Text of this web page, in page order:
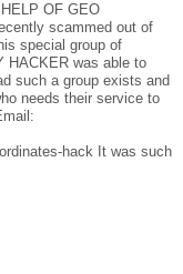
OF GEO
scammed out of
special group of
HACKER was able to
such a group exists and
needs their service to
hack It was such